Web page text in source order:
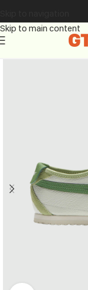
Skip to main content